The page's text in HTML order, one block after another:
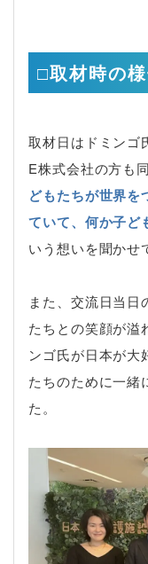
□取材時の
取材日はドミンゴ
E株式会社の方も
どもたちが世界を
ていて、何か子ど
いう想いを聞かせ
また、交流日当日
たちとの笑顔が溢
ンゴ氏が日本が大
たちのために一緒
た。